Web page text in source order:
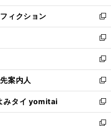
開
く
ウ
で
開
く
ン
ド
ウ
で
開
く
ウ
ィ
ン
ド
ウ
で
開
く
ィクション
新
し
い
ウ
ィ
ン
ド
ウ
で
開
く
新
し
い
ウ
ィ
ン
ド
ウ
で
新
し
い
ウ
ィ
ン
ド
案内人
新
し
い
ウ
ィ
みタイ yomitai
新
し